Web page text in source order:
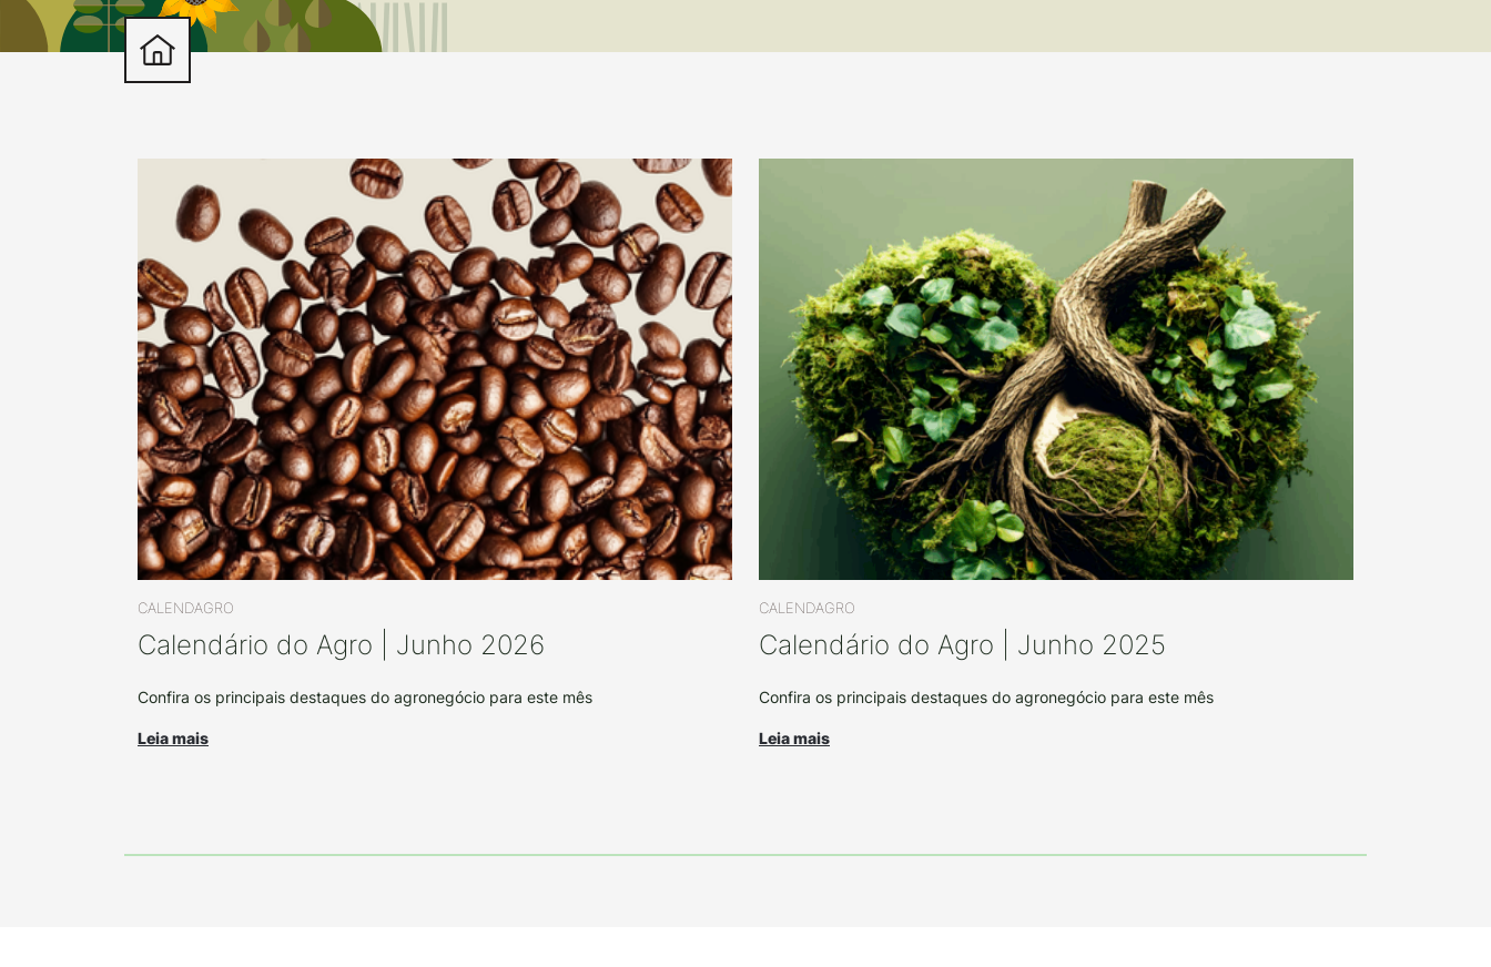
CALENDAGRO
Calendário do Agro | Junho 2026
Confira os principais destaques do agronegócio para este mês
Leia mais
CALENDAGRO
Calendário do Agro | Junho 2025
Confira os principais destaques do agronegócio para este mês
Leia mais